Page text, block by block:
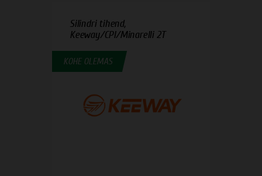
Silindri tihend,
Keeway/CPI/Minarelli 2T
KOHE OLEMAS